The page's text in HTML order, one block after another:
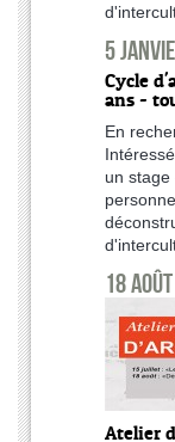
5
Cycle
ans -
En
un
18
Atelier